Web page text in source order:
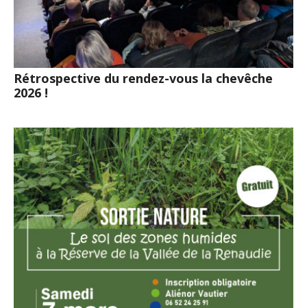
Rétrospective du rendez-vous la chevêche
2026 !